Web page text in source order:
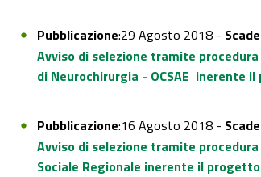
Pubblicazione:29 Agosto 2018 -
Avviso di selezione tramite
di Neurochirurgia - OCSAE inerente
Pubblicazione:16 Agosto 2018 -
Avviso di selezione tramite
Sociale Regionale inerente il